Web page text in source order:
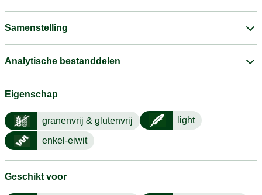
Samenstelling
Analytische bestanddelen
Eigenschap
granenvrij & glutenvrij light
enkel-eiwit
Geschikt voor